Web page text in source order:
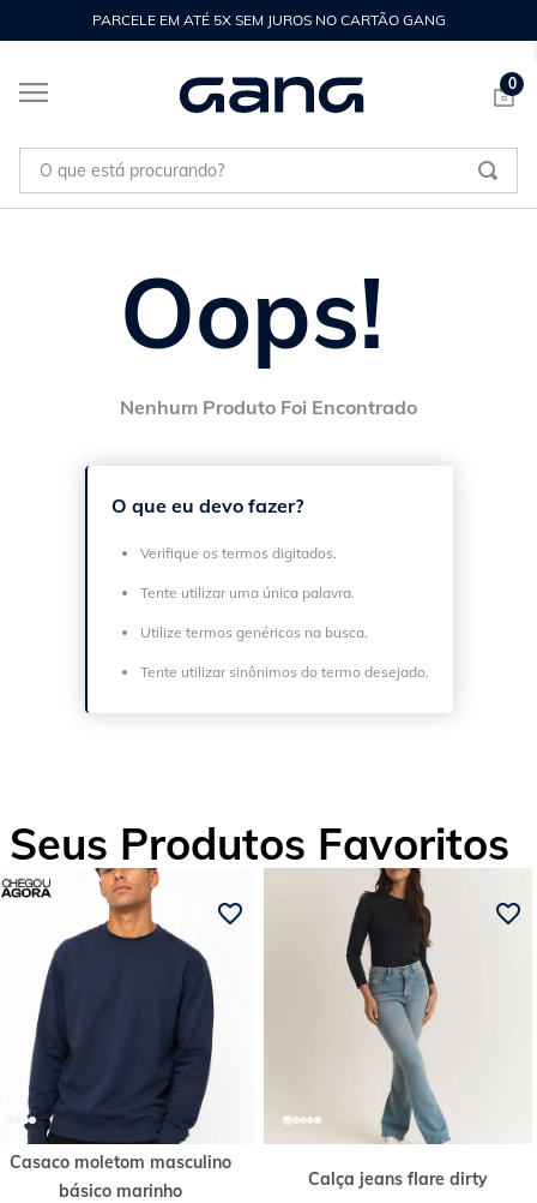
PARCELE EM ATÉ 5X SEM JUROS NO CARTÃO GANG
0
O que está procurando?
Oops!
O que eu devo fazer?
Verifique os termos digitados.
Tente utilizar uma única palavra.
Utilize termos genéricos na busca.
Tente utilizar sinônimos do termo desejado.
Seus Produtos Favoritos
Casaco moletom masculino
básico marinho
Calça jeans flare dirty